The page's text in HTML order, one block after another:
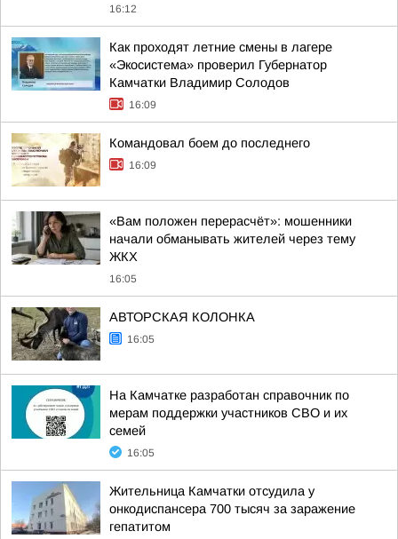
16:12
Как проходят летние смены в лагере
«Экосистема» проверил Губернатор
Камчатки Владимир Солодов
16:09
Командовал боем до последнего
16:09
«Вам положен перерасчёт»: мошенники
начали обманывать жителей через тему
ЖКХ
16:05
АВТОРСКАЯ КОЛОНКА
16:05
На Камчатке разработан справочник по
мерам поддержки участников СВО и их
семей
16:05
Жительница Камчатки отсудила у
онкодиспансера 700 тысяч за заражение
гепатитом